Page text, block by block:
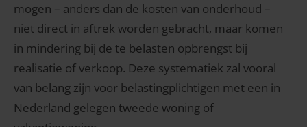
mogen – anders dan de kosten van onderhoud –
niet direct in aftrek worden gebracht, maar komen
in mindering bij de te belasten opbrengst bij
realisatie of verkoop. Deze systematiek zal vooral
van belang zijn voor belastingplichtigen met een in
Nederland gelegen tweede woning of